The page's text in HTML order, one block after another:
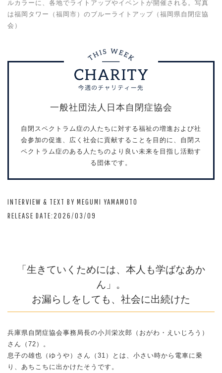
ルカラーに、各地でライトアップやイベントが開催される。写真
は福岡タワー（福岡市）のブルーライトアップ（福岡県自閉症協
会）
一般社団法人日本自閉症協会
自閉スペクトラム症の人たちに対する福祉の増進および社
会参加の促進、広く社会に貢献することを目的に、自閉ス
ペクトラム症のある人たちのより良い未来を目指し活動す
る団体です。
INTERVIEW & TEXT BY MEGUMI YAMAMOTO
RELEASE DATE:2026/03/09
「生きていくためには、本人も学ばなあか
ん」。
お漏らしをしても、社会に出続けた
兵庫県自閉症協会事務局長の小川栄次郎（おがわ・えいじろう）
さん（72）。
息子の雄也（ゆうや）さん（31）とは、小さい時から電車に乗
り、あちこちに出かけたそうです。